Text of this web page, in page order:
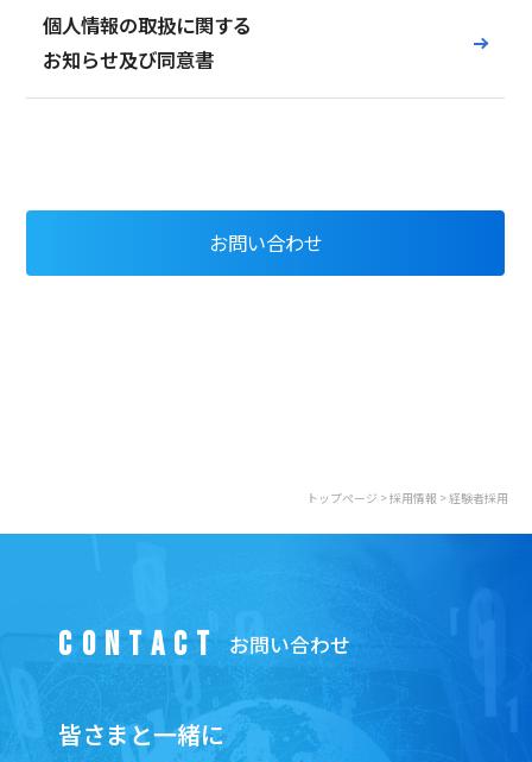
トップページ >採用情報 > 経験者採用
個人情報の取扱に関する
お知らせ及び同意書
お問い合わせ
CONTACT
皆さまと一緒に